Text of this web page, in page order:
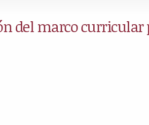
del marco curricular